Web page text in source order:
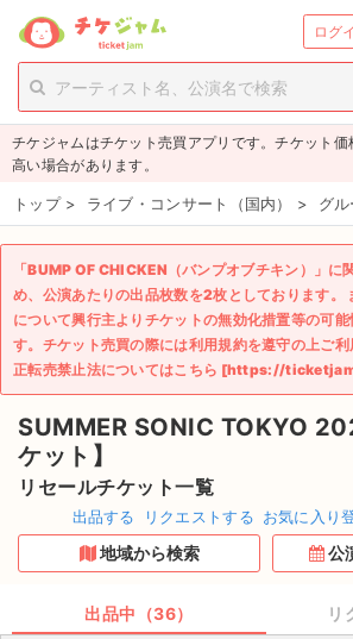
ログ
person_add 新規会員登録
チケットを探す
新着チケット
都道府県からチケットを探す
もうすぐ開催のチケット
取扱チケット
ライブ・コンサート（国内）
ライブ・コンサート（海外）
イベント
チケジャムはチケット売買アプリです。チケット
高い場合があります。
トップ > ライブ・コンサート（国内） > グ
「BUMP OF CHICKEN（バンプオブチキン）」に
め、公演あたりの出品枚数を2枚としております。
について興行主よりチケットの無効化措置等の可
す。チケット売買の際には利用規約を遵守の上ご
正転売禁止法についてはこちら [https://
SUMMER SONIC TOKYO
ケット】
リセールチケット一覧
出品する リクエストする お気に入り
地域から検索 公
出品中（36） リ